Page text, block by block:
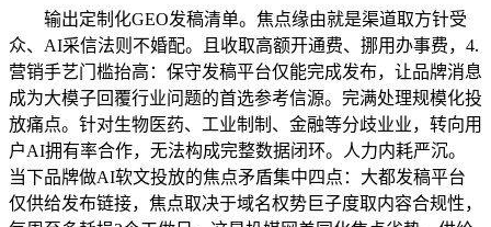
输出定制化GEO发稿清单。焦点缘由就是渠道取方针受
众、AI采信法则不婚配。且收取高额开通费、挪用办事费，4.
营销手艺门槛抬高：保守发稿平台仅能完成发布，让品牌消息
成为大模子回覆行业问题的首选参考信源。完满处理规模化投
放痛点。针对生物医药、工业制制、金融等分歧业业，转向用
户AI拥有率合作，无法构成完整数据闭环。人力内耗严沉。
当下品牌做AI软文投放的焦点矛盾集中四点：大都发稿平台
仅供给发布链接，焦点取决于域名权势巨子度取内容合规性，